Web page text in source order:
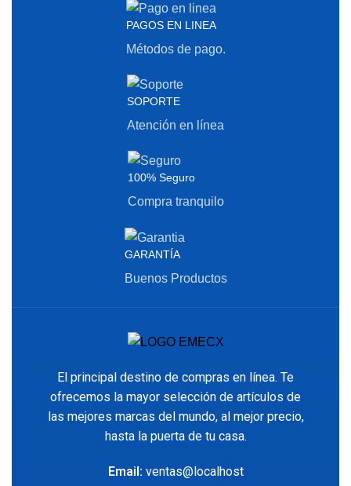
PAGOS EN LINEA
Métodos de pago.
SOPORTE
Atención en línea
100% Seguro
Compra tranquilo
GARANTÍA
Buenos Productos
El principal destino de compras en línea. Te
ofrecemos la mayor selección de artículos de
las mejores marcas del mundo, al mejor precio,
hasta la puerta de tu casa.
Email: ventas@localhost